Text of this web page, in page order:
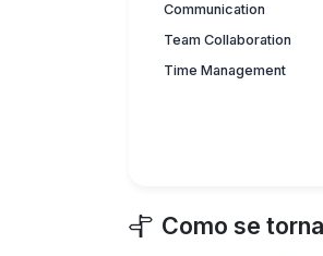
Communication
Team Collaboration
Time Management
Como se